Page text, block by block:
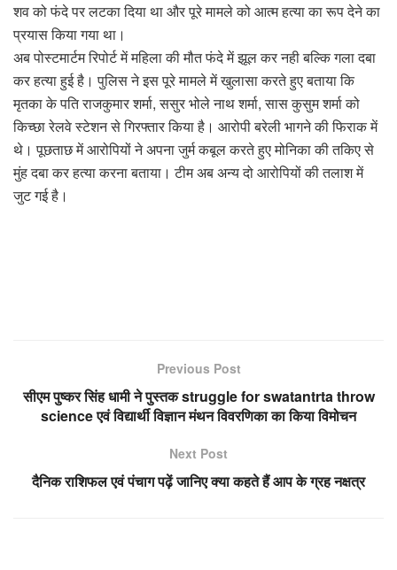
शव को फंदे पर लटका दिया था और पूरे मामले को आत्म हत्या का रूप देने का
प्रयास किया गया था।
अब पोस्टमार्टम रिपोर्ट में महिला की मौत फंदे में झूल कर नही बल्कि गला दबा
कर हत्या हुई है। पुलिस ने इस पूरे मामले में खुलासा करते हुए बताया कि
मृतका के पति राजकुमार शर्मा, ससुर भोले नाथ शर्मा, सास कुसुम शर्मा को
किच्छा रेलवे स्टेशन से गिरफ्तार किया है। आरोपी बरेली भागने की फिराक में
थे। पूछताछ में आरोपियों ने अपना जुर्म कबूल करते हुए मोनिका की तकिए से
मुंह दबा कर हत्या करना बताया। टीम अब अन्य दो आरोपियों की तलाश में
जुट गई है।
Previous Post
सीएम पुष्कर सिंह धामी ने पुस्तक struggle for swatantrta throw
science एवं विद्यार्थी विज्ञान मंथन विवरणिका का किया विमोचन
Next Post
दैनिक राशिफल एवं पंचाग पढ़ें जानिए क्या कहते हैं आप के ग्रह नक्षत्र